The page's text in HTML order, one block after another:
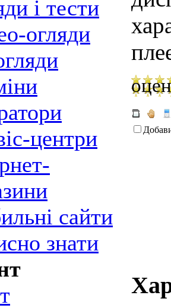
і тести
огляди
центри
сайти
знати